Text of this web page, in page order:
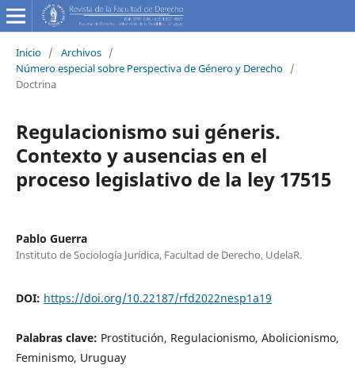
Inicio / Archivos /
Número especial sobre Perspectiva de Género y Derecho /
Doctrina
Regulacionismo sui géneris.
Contexto y ausencias en el
proceso legislativo de la ley 17515
Pablo Guerra
Instituto de Sociología Jurídica, Facultad de Derecho, UdelaR.
DOI: https://doi.org/10.22187/rfd2022nesp1a19
Palabras clave: Prostitución, Regulacionismo, Abolicionismo,
Feminismo, Uruguay